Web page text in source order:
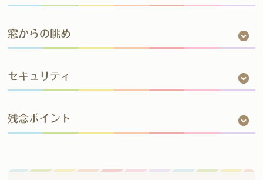
窓からの眺め
セキュリティ
残念ポイント